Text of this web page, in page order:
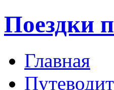
Поездки
Главная